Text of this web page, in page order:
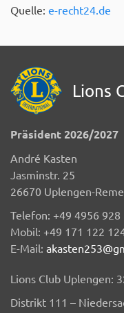
Quelle: e-recht24.de
Lions
Präsident 2026/2027
André Kasten
Jasminstr. 25
26670 Uplengen-
Telefon: +49 4956 928
Mobil: +49 171 122
E-Mail:
Lions Club Uplengen:
Distrikt 111 –